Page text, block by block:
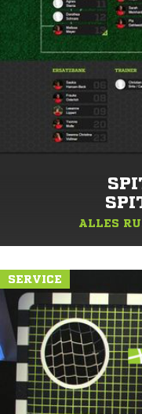
ALLES
SERVICE